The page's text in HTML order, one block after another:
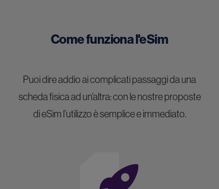
Come funziona l'eSim
Puoi dire addio ai complicati passaggi da una
scheda fisica ad un’altra: con le nostre proposte
di eSim l’utilizzo è semplice e immediato.